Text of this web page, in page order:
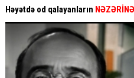
Həyətdə od qalayanların